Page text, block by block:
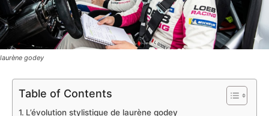
laurène godey
Table of Contents
L’évolution stylistique de laurène godey